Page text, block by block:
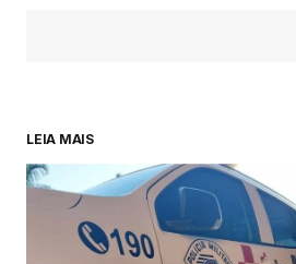
LEIA MAIS